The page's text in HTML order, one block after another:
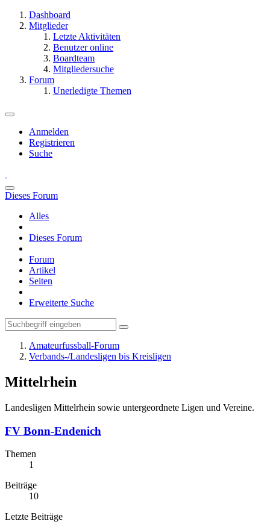
Dashboard
Mitglieder
Letzte Aktivitäten
Benutzer online
Boardteam
Mitgliedersuche
Forum
Unerledigte Themen
Anmelden
Registrieren
Suche
Dieses Forum
Alles
Dieses Forum
Forum
Artikel
Seiten
Erweiterte Suche
Amateurfussball-Forum
Verbands-/Landesligen bis Kreisligen
Mittelrhein
Landesligen Mittelrhein sowie untergeordnete Ligen und Vereine.
FV Bonn-Endenich
Themen
1
Beiträge
10
Letzte Beiträge